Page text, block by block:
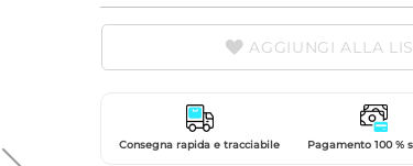
AGGIUNGI ALLA
Consegna rapida e tracciabile Pagamento 100 %